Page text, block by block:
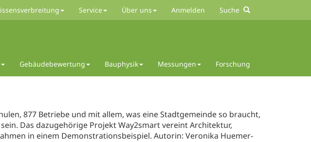
Service Über uns Anmelden Suche
Gebäudebewertung Bauphysik Messungen Forschung
877 Betriebe und mit allem, was eine Stadtgemeinde so braucht,
Das dazugehörige Projekt Way2smart vereint Architektur,
in einem Demonstrationsbeispiel. Autorin: Veronika Huemer-